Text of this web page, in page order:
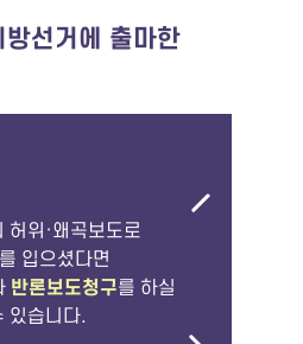
선거에 출마한
허위·왜곡보도로
입으셨다면
반론보도청구를 하실
있습니다.